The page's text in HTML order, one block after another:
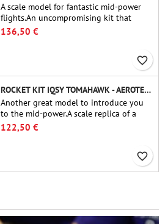
A scale model for fantastic mid-power
flights.An uncompromising kit that
allows you to build a replica of one of
the most famous sounding-rocket ever.
136,50 €
favorite_border
ROCKET KIT IQSY TOMAHAWK - AEROTECH
Another great model to introduce you
to the mid-power.A scale replica of a
famous sounding rocket, small in size
and peefect to move to higher-level kits.
122,50 €
favorite_border